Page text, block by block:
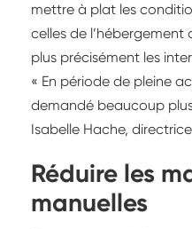
mettre à plat les
celles de
plus précisément les
« En période de pleine
demandé beaucoup
Isabelle Hache,
Réduire les
manuelles